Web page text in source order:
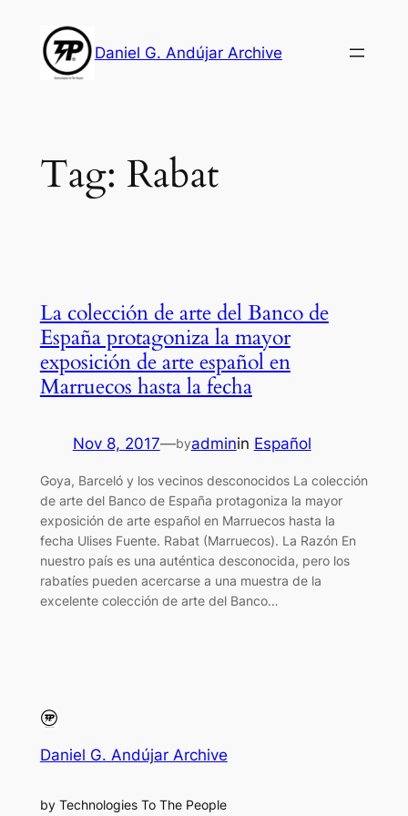
content
Daniel G. Andújar Archive
Tag: Rabat
La colección de arte del Banco de
España protagoniza la mayor
exposición de arte español en
Marruecos hasta la fecha
Nov 8, 2017—byadminin Español
Goya, Barceló y los vecinos desconocidos La colección
de arte del Banco de España protagoniza la mayor
exposición de arte español en Marruecos hasta la
fecha Ulises Fuente. Rabat (Marruecos). La Razón En
nuestro país es una auténtica desconocida, pero los
rabatíes pueden acercarse a una muestra de la
excelente colección de arte del Banco…
Daniel G. Andújar Archive
by Technologies To The People